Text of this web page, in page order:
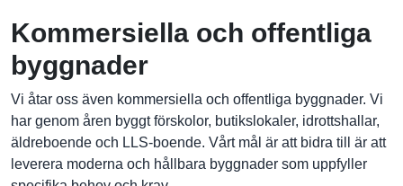
Kommersiella och offentliga
byggnader
Vi åtar oss även kommersiella och offentliga byggnader. Vi
har genom åren byggt förskolor, butikslokaler, idrottshallar,
äldreboende och LLS-boende. Vårt mål är att bidra till är att
leverera moderna och hållbara byggnader som uppfyller